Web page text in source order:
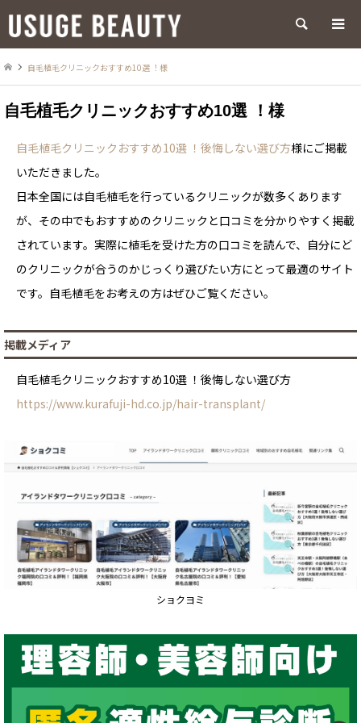
検索
自毛植毛クリニックおすすめ10選 ！様
自毛植毛クリニックおすすめ10選 ！様
自毛植毛クリニックおすすめ10選 ！後悔しない選び方様にご掲載
いただきました。
日本全国には自毛植毛を行っているクリニックが数多くあります
が、その中でもおすすめのクリニックと口コミを分かりやすく掲載
されています。実際に植毛を受けた方の口コミを読んで、自分にど
のクリニックが合うのかじっくり選びたい方にとって最適のサイト
です。自毛植毛をお考えの方はぜひご覧ください。
掲載メディア
自毛植毛クリニックおすすめ10選 ！後悔しない選び方
https://www.kurafuji-hd.co.jp/hair-transplant/
ショクヨミ